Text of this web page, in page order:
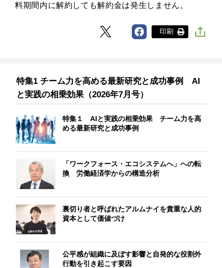
料期間内に解約しても解約金は発生しません。
印刷
特集1 チーム力を高める最新研究と成功事例 AI
と実践の相乗効果（2026年7月号）
特集１ AIと実践の相乗効果 チーム力を高
める最新研究と成功事例
「ワークフォース・エコシステムへ」への転
換 労働経済学からの構造分析
裏切り者と呼ばれたアルムナイを貴重な人的
資本として価値づけ
公平感が組織に及ぼす影響と自発的な役割外
行動を引き起こす要因